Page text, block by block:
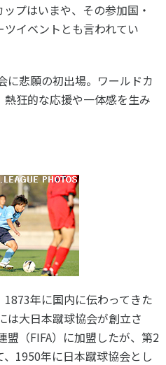
プはいまや、その参加国・
イベントとも言われてい
に悲願の初出場。ワールドカ
狂的な応援や一体感を生み
年に国内に伝わってきた
は大日本蹴球協会が創立さ
盟（FIFA）に加盟したが、第2
1950年に日本蹴球協会とし